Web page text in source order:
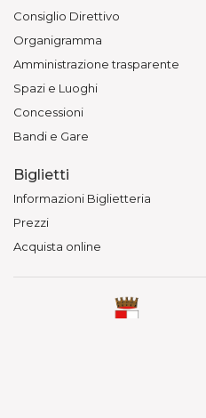
Consiglio Direttivo
Organigramma
Amministrazione trasparente
Spazi e Luoghi
Concessioni
Bandi e Gare
Biglietti
Informazioni Biglietteria
Prezzi
Acquista online